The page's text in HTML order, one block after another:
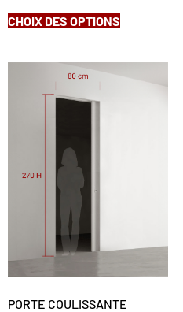
CHOIX DES OPTIONS
PORTE COULISSANTE